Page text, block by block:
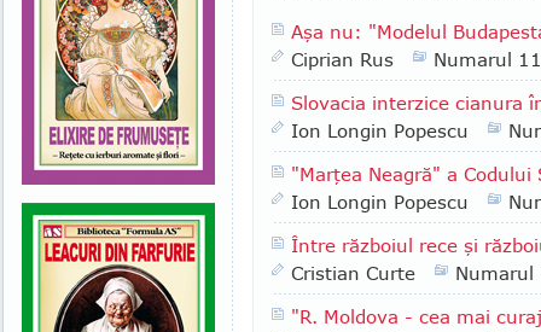
Aşa nu: "Modelul
Ciprian Rus
Numarul
Slovacia interzice cianura
Ion Longin Popescu
"Marţea Neagră" a Codului
Ion Longin Popescu
Între războiul rece şi
Cristian Curte
Numarul
"R. Moldova - cea mai